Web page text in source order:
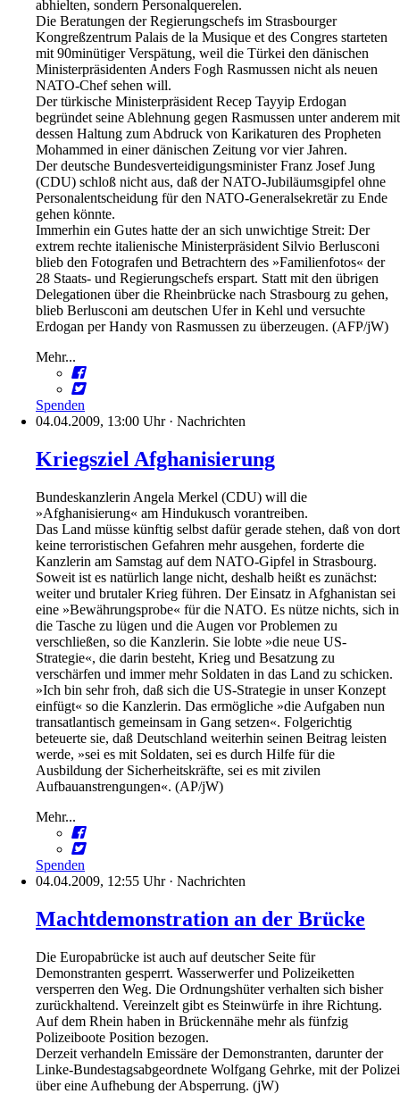
abhielten, sondern Personalquerelen.
Die Beratungen der Regierungschefs im Strasbourger
Kongreßzentrum Palais de la Musique et des Congres starteten
mit 90minütiger Verspätung, weil die Türkei den dänischen
Ministerpräsidenten Anders Fogh Rasmussen nicht als neuen
NATO-Chef sehen will.
Der türkische Ministerpräsident Recep Tayyip Erdogan
begründet seine Ablehnung gegen Rasmussen unter anderem mit
dessen Haltung zum Abdruck von Karikaturen des Propheten
Mohammed in einer dänischen Zeitung vor vier Jahren.
Der deutsche Bundesverteidigungsminister Franz Josef Jung
(CDU) schloß nicht aus, daß der NATO-Jubiläumsgipfel ohne
Personalentscheidung für den NATO-Generalsekretär zu Ende
gehen könnte.
Immerhin ein Gutes hatte der an sich unwichtige Streit: Der
extrem rechte italienische Ministerpräsident Silvio Berlusconi
blieb den Fotografen und Betrachtern des »Familienfotos« der
28 Staats- und Regierungschefs erspart. Statt mit den übrigen
Delegationen über die Rheinbrücke nach Strasbourg zu gehen,
blieb Berlusconi am deutschen Ufer in Kehl und versuchte
Erdogan per Handy von Rasmussen zu überzeugen. (AFP/jW)
Mehr...
Spenden
04.04.2009, 13:00 Uhr· Nachrichten
Kriegsziel Afghanisierung
Bundeskanzlerin Angela Merkel (CDU) will die
»Afghanisierung« am Hindukusch vorantreiben.
Das Land müsse künftig selbst dafür gerade stehen, daß von dort
keine terroristischen Gefahren mehr ausgehen, forderte die
Kanzlerin am Samstag auf dem NATO-Gipfel in Strasbourg.
Soweit ist es natürlich lange nicht, deshalb heißt es zunächst:
weiter und brutaler Krieg führen. Der Einsatz in Afghanistan sei
eine »Bewährungsprobe« für die NATO. Es nütze nichts, sich in
die Tasche zu lügen und die Augen vor Problemen zu
verschließen, so die Kanzlerin. Sie lobte »die neue US-
Strategie«, die darin besteht, Krieg und Besatzung zu
verschärfen und immer mehr Soldaten in das Land zu schicken.
»Ich bin sehr froh, daß sich die US-Strategie in unser Konzept
einfügt« so die Kanzlerin. Das ermögliche »die Aufgaben nun
transatlantisch gemeinsam in Gang setzen«. Folgerichtig
beteuerte sie, daß Deutschland weiterhin seinen Beitrag leisten
werde, »sei es mit Soldaten, sei es durch Hilfe für die
Ausbildung der Sicherheitskräfte, sei es mit zivilen
Aufbauanstrengungen«. (AP/jW)
Mehr...
Spenden
04.04.2009, 12:55 Uhr· Nachrichten
Machtdemonstration an der Brücke
Die Europabrücke ist auch auf deutscher Seite für
Demonstranten gesperrt. Wasserwerfer und Polizeiketten
versperren den Weg. Die Ordnungshüter verhalten sich bisher
zurückhaltend. Vereinzelt gibt es Steinwürfe in ihre Richtung.
Auf dem Rhein haben in Brückennähe mehr als fünfzig
Polizeiboote Position bezogen.
Derzeit verhandeln Emissäre der Demonstranten, darunter der
Linke-Bundestagsabgeordnete Wolfgang Gehrke, mit der Polizei
über eine Aufhebung der Absperrung. (jW)